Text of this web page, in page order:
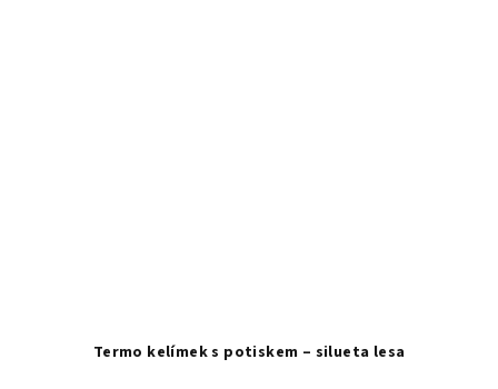
Termo kelímek s potiskem – silueta lesa